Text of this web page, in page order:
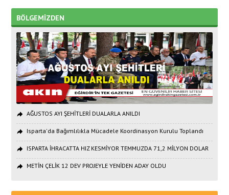
BÖLGEMİZDEN
AĞUSTOS AYI ŞEHİTLERİ DUALARLA ANILDI
Isparta'da Bağımlılıkla Mücadele Koordinasyon Kurulu Toplandı
ISPARTA İHRACATTA HIZ KESMİYOR TEMMUZDA 71,2 MİLYON DOLAR
METİN ÇELİK 12 DEV PROJEYLE YENİDEN ADAY OLDU